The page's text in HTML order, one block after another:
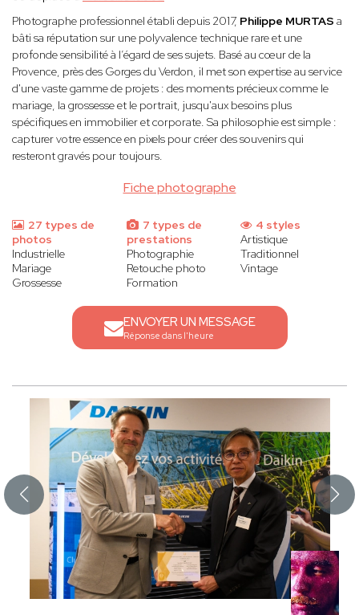
Fiche photographe
Photographe professionnel établi depuis 2017, Philippe MURTAS a
bâti sa réputation sur une polyvalence technique rare et une
profonde sensibilité à l’égard de ses sujets. Basé au cœur de la
Provence, près des Gorges du Verdon, il met son expertise au service
d'une vaste gamme de projets : des moments précieux comme le
mariage, la grossesse et le portrait, jusqu'aux besoins plus
spécifiques en immobilier et corporate. Sa philosophie est simple :
capturer votre essence en pixels pour créer des souvenirs qui
resteront gravés pour toujours.
27 types de
photos
Industrielle
Mariage
Grossesse
7 types de
prestations
Photographie
Retouche photo
Formation
4 styles
Artistique
Traditionnel
Vintage
ENVOYER UN MESSAGE
Réponse dans l'heure